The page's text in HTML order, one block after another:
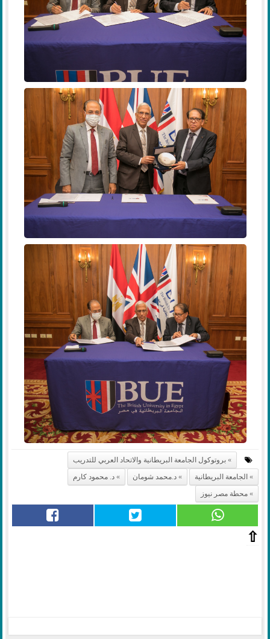
بروتوكول الجامعة البريطانية والاتحاد العربي للتدريب
الجامعة البريطانية
د.محمد شومان
د. محمود كارم
محطة مصر نيوز
⇧